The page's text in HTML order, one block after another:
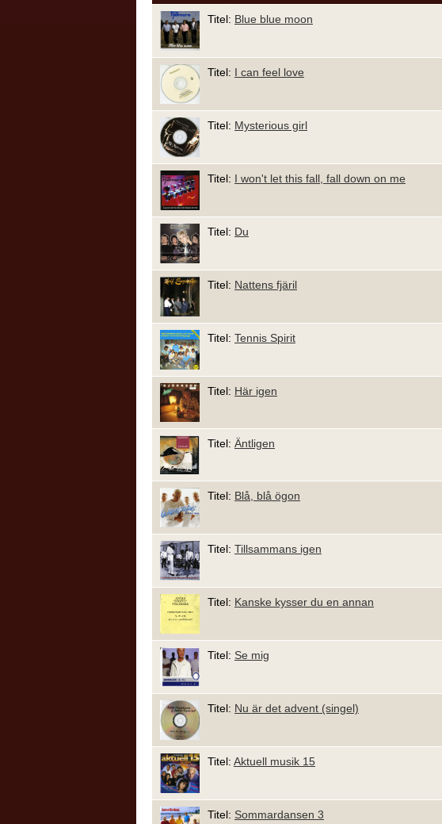
Titel: Blue blue moon
Titel: I can feel love
Titel: Mysterious girl
Titel: I won't let this fall, fall down on me
Titel: Du
Titel: Nattens fjäril
Titel: Tennis Spirit
Titel: Här igen
Titel: Äntligen
Titel: Blå, blå ögon
Titel: Tillsammans igen
Titel: Kanske kysser du en annan
Titel: Se mig
Titel: Nu är det advent (singel)
Titel: Aktuell musik 15
Titel: Sommardansen 3